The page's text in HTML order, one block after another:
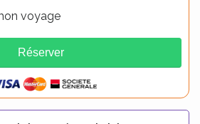
voyage
Réserver